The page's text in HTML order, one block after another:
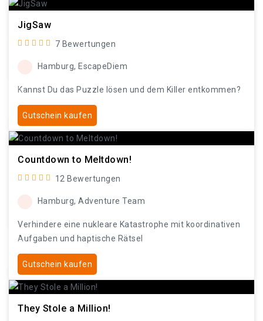
JigSaw
7 Bewertungen
Hamburg, EscapeDiem
Kannst Du das Puzzle lösen und dem Killer entkommen?
Gutschein kaufen
Countdown to Meltdown!
12 Bewertungen
Hamburg, Adventure Team
Verhindere eine nukleare Katastrophe mit koordinativen
Aufgaben und haptische Rätsel
Gutschein kaufen
They Stole a Million!